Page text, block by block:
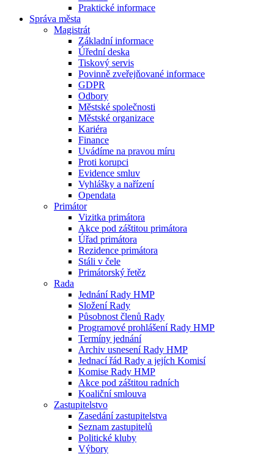
Praktické informace
Správa města
Magistrát
Základní informace
Úřední deska
Tiskový servis
Povinně zveřejňované informace
GDPR
Odbory
Městské společnosti
Městské organizace
Kariéra
Finance
Uvádíme na pravou míru
Proti korupci
Evidence smluv
Vyhlášky a nařízení
Opendata
Primátor
Vizitka primátora
Akce pod záštitou primátora
Úřad primátora
Rezidence primátora
Stáli v čele
Primátorský řetěz
Rada
Jednání Rady HMP
Složení Rady
Působnost členů Rady
Programové prohlášení Rady HMP
Termíny jednání
Archiv usnesení Rady HMP
Jednací řád Rady a jejích Komisí
Komise Rady HMP
Akce pod záštitou radních
Koaliční smlouva
Zastupitelstvo
Zasedání zastupitelstva
Seznam zastupitelů
Politické kluby
Výbory